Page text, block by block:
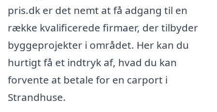
pris.dk er det nemt at få adgang til en
række kvalificerede firmaer, der tilbyder
byggeprojekter i området. Her kan du
hurtigt få et indtryk af, hvad du kan
forvente at betale for en carport i
Strandhuse.